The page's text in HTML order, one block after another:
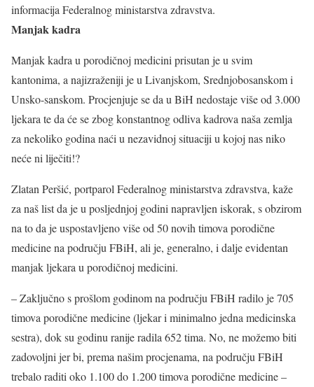
informacija Federalnog ministarstva zdravstva.
Manjak kadra
Manjak kadra u porodičnoj medicini prisutan je u svim
kantonima, a najizraženiji je u Livanjskom, Srednjobosanskom i
Unsko-sanskom. Procjenjuje se da u BiH nedostaje više od 3.000
ljekara te da će se zbog konstantnog odliva kadrova naša zemlja
za nekoliko godina naći u nezavidnoj situaciji u kojoj nas niko
neće ni liječiti!?
Zlatan Peršić, portparol Federalnog ministarstva zdravstva, kaže
za naš list da je u posljednjoj godini napravljen iskorak, s obzirom
na to da je uspostavljeno više od 50 novih timova porodične
medicine na području FBiH, ali je, generalno, i dalje evidentan
manjak ljekara u porodičnoj medicini.
– Zaključno s prošlom godinom na području FBiH radilo je 705
timova porodične medicine (ljekar i minimalno jedna medicinska
sestra), dok su godinu ranije radila 652 tima. No, ne možemo biti
zadovoljni jer bi, prema našim procjenama, na području FBiH
trebalo raditi oko 1.100 do 1.200 timova porodične medicine –